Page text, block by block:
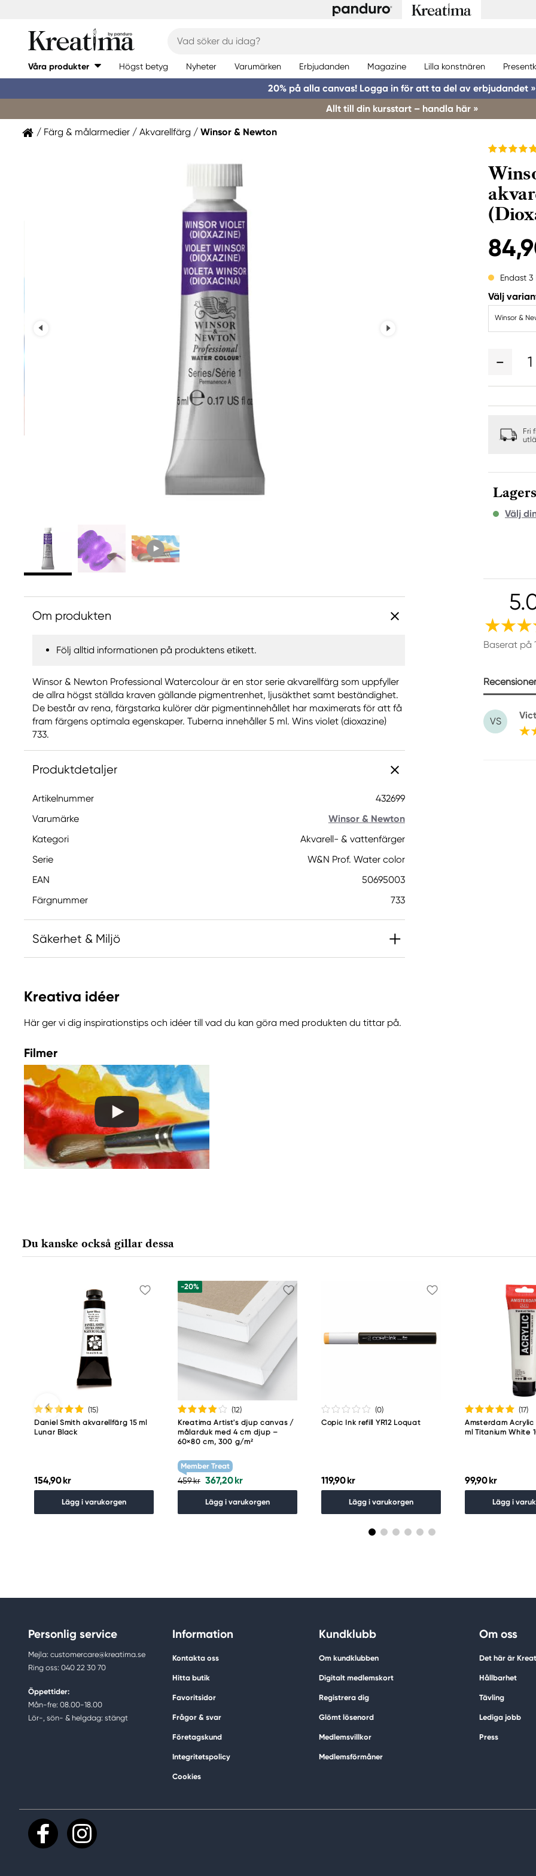
Våra produkter Högst betyg Nyheter Varumärken Erbjudanden Magazine Lilla konstnären
20% på alla canvas! Logga in för att ta del av erbjudandet »
Allt till din kursstart – handla här »
Färg & målarmedier Akvarellfärg Winsor & Newton
Endast 3
Välj
Winsor &
1
Fri
Välj
Om produkten
Följ alltid informationen på produktens etikett.
Winsor & Newton Professional Watercolour är en stor serie akvarellfärg som uppfyller
de allra högst ställda kraven gällande pigmentrenhet, ljusäkthet samt beständighet.
De består av rena, färgstarka kulörer där pigmentinnehållet har maximerats för att få
fram färgens optimala egenskaper. Tuberna innehåller 5 ml. Wins violet (dioxazine)
733.
Produktdetaljer
Artikelnummer
432699
Varumärke
Winsor & Newton
Kategori
Akvarell- & vattenfärger
Serie
W&N Prof. Water color
EAN
50695003
Färgnummer
733
Säkerhet & Miljö
allergisk reaktion.
Ansvarig EU
Winsor & Newton
Östra Långgatan 87
61930 Trosa, Sweden
info@colart.se
Baserat på
Recensioner
VS
Kreativa idéer
Här ger vi dig inspirationstips och idéer till vad du kan göra med produkten du tittar på.
Filmer
Du kanske också gillar dessa
(15)
Daniel Smith akvarellfärg 15 ml
Lunar Black
154,90 kr
Lägg i varukorgen
-20%
(12)
Kreatima Artist's djup canvas /
målarduk med 4 cm djup –
60×80 cm, 300 g/m²
Member Treat
459 kr 367,20 kr
Lägg i varukorgen
(0)
Copic Ink refill YR12 Loquat
119,90 kr
Lägg i varukorgen
(17)
Amsterdam
ml Titanium White
99,90 kr
Lägg i
Personlig service
Mejla: customercare@kreatima.se
Ring oss: 040 22 30 70
Öppettider:
Mån-fre: 08.00-18.00
Lör-, sön- & helgdag: stängt
Information
Kontakta oss
Hitta butik
Favoritsidor
Frågor & svar
Företagskund
Integritetspolicy
Cookies
Kundklubb
Om kundklubben
Digitalt medlemskort
Registrera dig
Glömt lösenord
Medlemsvillkor
Medlemsförmåner
Om oss
Det här är
Hållbarhet
Tävling
Lediga jobb
Press